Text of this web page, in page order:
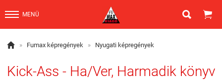
MENÜ  
 » Fumax képregények » Nyugati képregények
Kick-Ass - Ha/Ver, Harmadik könyv